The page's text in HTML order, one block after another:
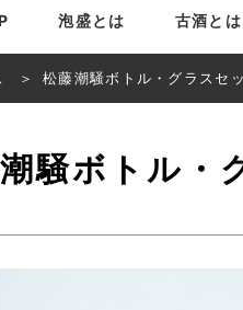
泡盛とは 古酒とは
松藤潮騒ボトル・グラスセ
騒ボトル・